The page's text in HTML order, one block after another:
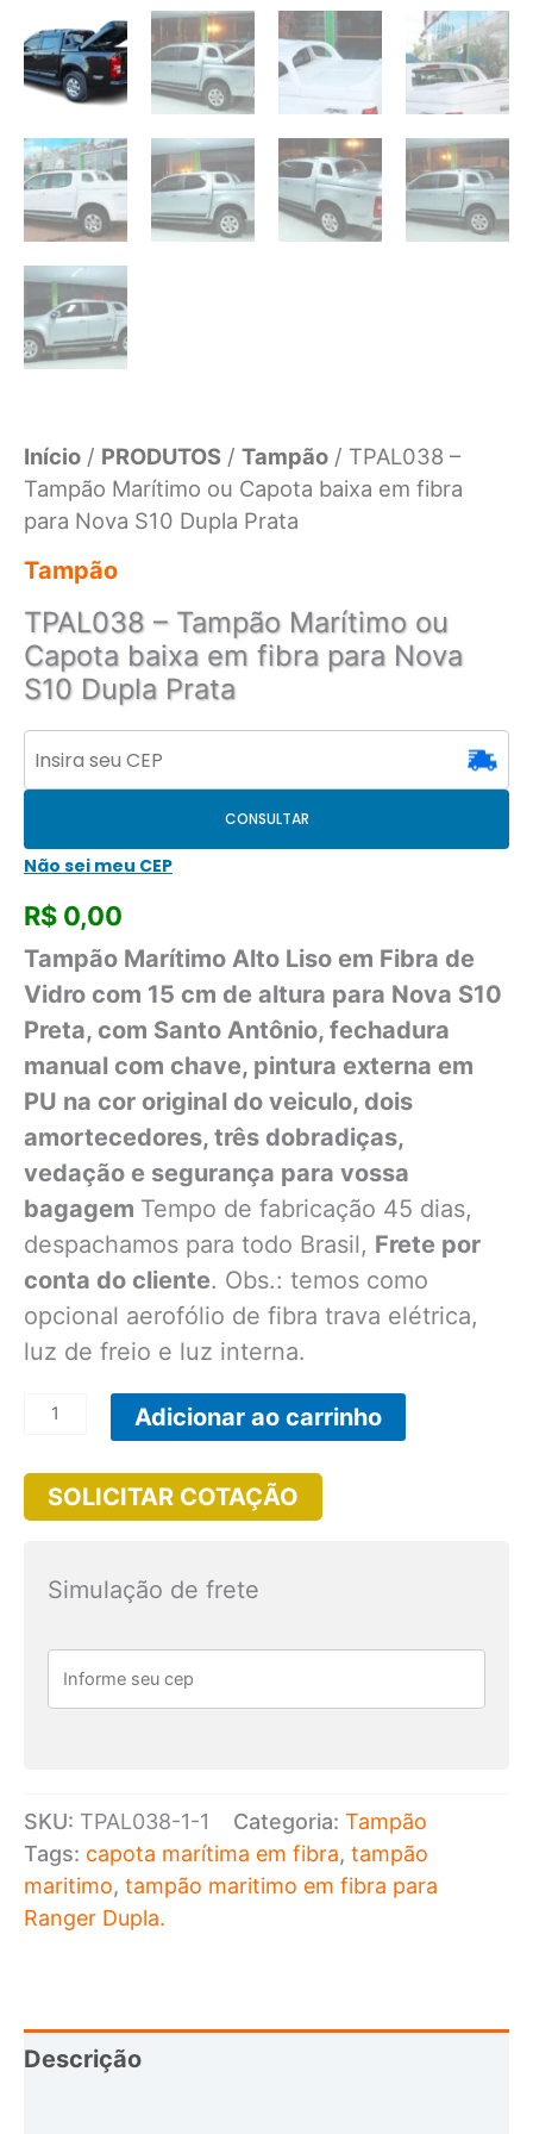
Início / PRODUTOS / Tampão / TPAL038 –
Tampão Marítimo ou Capota baixa em fibra
para Nova S10 Dupla Prata
Tampão
TPAL038 – Tampão Marítimo ou
Capota baixa em fibra para Nova
S10 Dupla Prata
CONSULTAR
Não sei meu CEP
R$ 0,00
Tampão Marítimo Alto Liso em Fibra de
Vidro com 15 cm de altura para Nova S10
Preta, com Santo Antônio, fechadura
manual com chave, pintura externa em
PU na cor original do veiculo, dois
amortecedores, três dobradiças,
vedação e segurança para vossa
bagagem Tempo de fabricação 45 dias,
despachamos para todo Brasil, Frete por
conta do cliente. Obs.: temos como
opcional aerofólio de fibra trava elétrica,
luz de freio e luz interna.
TPAL038
Tampão
Marítimo
Capota
em
Dupla
Prata
quantidade
Adicionar ao carrinho
SOLICITAR COTAÇÃO
Simulação de frete
SKU: TPAL038-1-1 Categoria: Tampão
Tags: capota marítima em fibra, tampão
maritimo, tampão maritimo em fibra para
Ranger Dupla.
Descrição